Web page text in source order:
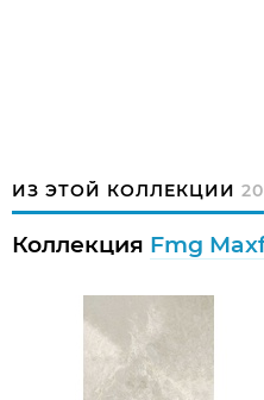
ИЗ ЭТОЙ КОЛЛЕКЦИИ 20
Коллекция Fmg